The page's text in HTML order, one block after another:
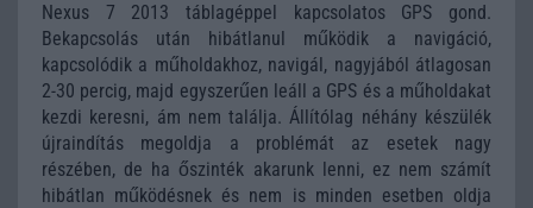
Nexus 7 2013 táblagéppel kapcsolatos GPS gond.
Bekapcsolás után hibátlanul működik a navigáció,
kapcsolódik a műholdakhoz, navigál, nagyjából átlagosan
2-30 percig, majd egyszerűen leáll a GPS és a műholdakat
kezdi keresni, ám nem találja. Állítólag néhány készülék
újraindítás megoldja a problémát az esetek nagy
részében, de ha őszinték akarunk lenni, ez nem számít
hibátlan működésnek és nem is minden esetben oldja